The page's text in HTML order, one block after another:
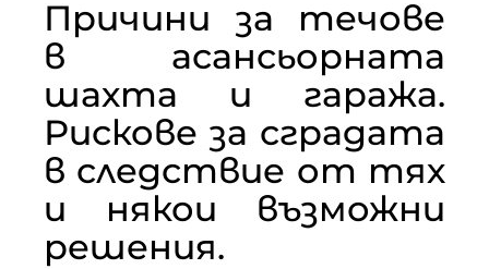
Причини за течове
в асансьорната
шахта и гаража.
Рискове за сградата
в следствие от тях
и някои възможни
решения.